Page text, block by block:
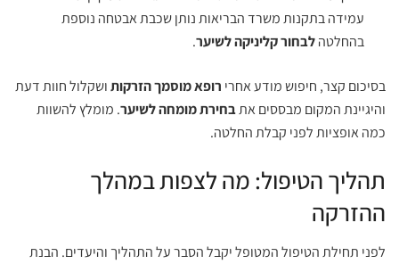
עמידה בתקנות משרד הבריאות נותן שכבת אבטחה נוספת
בהחלטהלבחור קליניקה לשיער.
בסיכום קצר, חיפוש מודע אחרי רופא מוסמך הזרקותושקלול חוות דעת
והיגיינת המקום מבססים אתבחירת מומחה לשיער. מומלץ להשוות
כמה אופציות לפני קבלת החלטה.
תהליך הטיפול: מה לצפות במהלך
ההזרקה
לפני תחילת הטיפול המטופל יקבל הסבר על התהליך והיעדים. הבנת